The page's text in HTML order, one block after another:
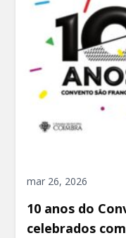
mar 26, 2026
10 anos do
celebrados